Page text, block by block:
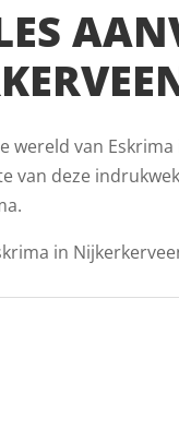
wereld van
van deze
in